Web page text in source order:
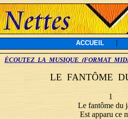
ACCUEIL
ÉCOUTEZ LA MUSIQUE (FORMAT
LE FANTÔME
1
Le fantôme du
Est apparu ce